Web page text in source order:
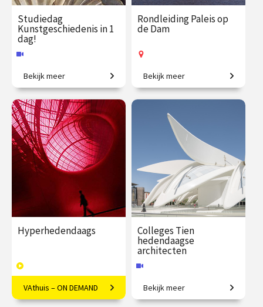
Studiedag
Kunstgeschiedenis in 1
dag!
Uitdagende expeditie van
Grieken tot moderne kunst.
€ 65.00
vanaf 13
aug.
Online
Bekijk meer
Rondleiding Paleis op
de Dam
Kom mee en ontdek het
mooiste stadhuis van de
€ 27.50
aug.
Op locatie
Bekijk meer
Hyperhedendaags
Kunst in de eenentwintigste
eeuw
VAthuis – ON DEMAND
Colleges Tien
hedendaagse
architecten
Van iconische gebouwen tot
innovatief materiaalgebruik.
Bekijk meer